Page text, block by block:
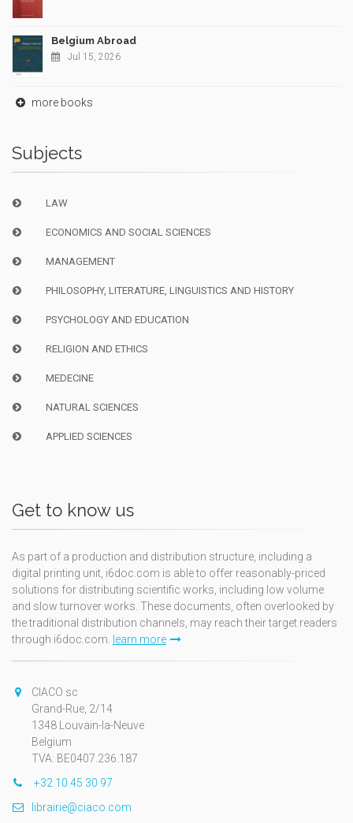
Belgium Abroad
Jul 15, 2026
more books
Subjects
LAW
ECONOMICS AND SOCIAL SCIENCES
MANAGEMENT
PHILOSOPHY, LITERATURE, LINGUISTICS AND HISTORY
PSYCHOLOGY AND EDUCATION
RELIGION AND ETHICS
MEDECINE
NATURAL SCIENCES
APPLIED SCIENCES
Get to know us
As part of a production and distribution structure, including a
digital printing unit, i6doc.com is able to offer reasonably-priced
solutions for distributing scientific works, including low volume
and slow turnover works. These documents, often overlooked by
the traditional distribution channels, may reach their target readers
through i6doc.com.
learn more
CIACO sc
Grand-Rue, 2/14
1348 Louvain-la-Neuve
Belgium
TVA: BE0407.236.187
+32 10 45 30 97
librairie@ciaco.com